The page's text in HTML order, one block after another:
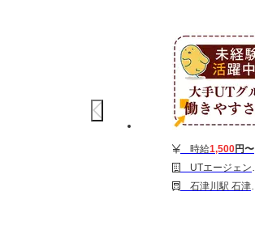
時給1,500円〜
UTエージェント株式会社 関西第一CU_大阪府堺市西区_機械操作
石津川駅 石津北駅 諏訪ノ森駅